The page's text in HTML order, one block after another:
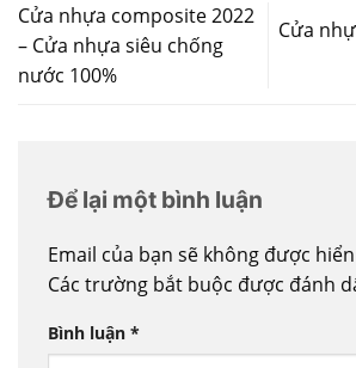
Cửa nhựa composite 2022
– Cửa nhựa siêu chống
nước 100%
Cửa
Để lại một bình luận
Email của bạn sẽ không được
Các trường bắt buộc được đánh
Bình luận *